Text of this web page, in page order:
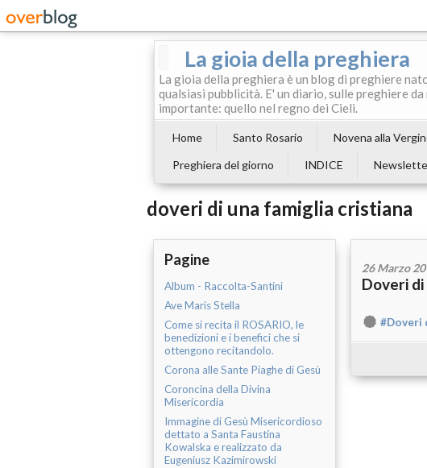
La gioia della preghiera
La gioia della preghiera è un blog di preghiere
qualsiasi pubblicità. E' un diario, sulle preghiere
importante: quello nel regno dei Cieli.
Home Santo Rosario Novena alla
Preghiera del giorno
INDICE
doveri di una famiglia cristiana
Pagine
Album - Raccolta-Santini
Ave Maris Stella
Come si recita il ROSARIO, le
benedizioni e i benefici che si
ottengono recitandolo.
Corona alle Sante Piaghe di Gesù
Coroncina della Divina
Misericordia
Immagine di Gesù Misericordioso
dettato a Santa Faustina
Kowalska e realizzato da
Eugeniusz Kazimirowski
26 Marzo
Doveri
#Doveri